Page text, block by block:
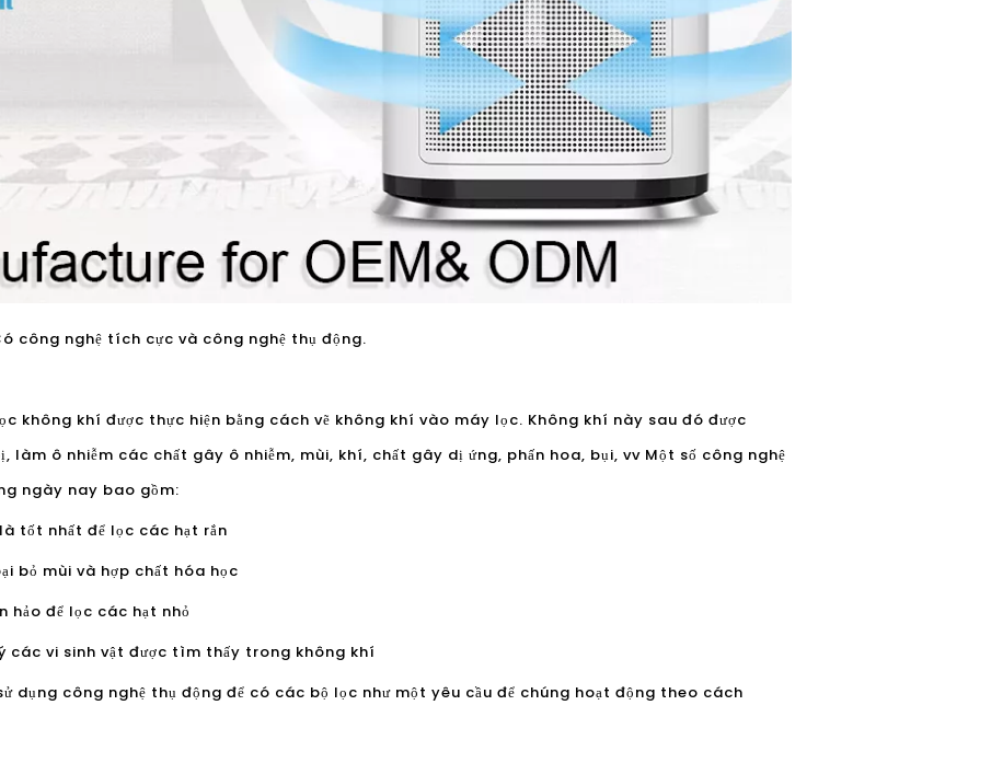
công nghệ tích cực và công nghệ thụ động.
không khí được thực hiện bằng cách vẽ không khí vào máy lọc. Không khí này sau đó được
ô nhiễm các chất gây ô nhiễm, mùi, khí, chất gây dị ứng, phấn hoa, bụi, vv Một số công nghệ
ngày nay bao gồm:
tốt nhất để lọc các hạt rắn
bỏ mùi và hợp chất hóa học
hảo để lọc các hạt nhỏ
các vi sinh vật được tìm thấy trong không khí
dụng công nghệ thụ động để có các bộ lọc như một yêu cầu để chúng hoạt động theo cách